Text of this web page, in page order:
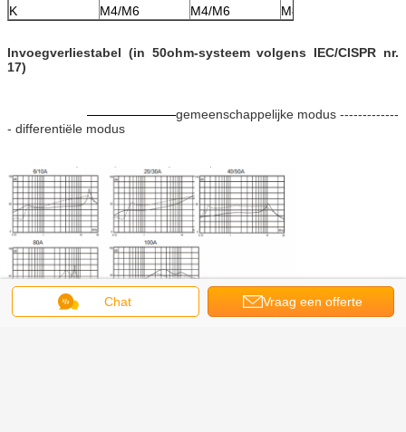
K
M4/M6 M4/M6 M8/M10
Invoegverliestabel (in 50ohm-systeem volgens IEC/CISPR nr.
17)
gemeenschappelijke modus -------------
- differentiële modus
Chat Vraag een offerte